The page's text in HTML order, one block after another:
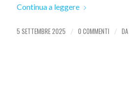
Continua a leggere
5 SETTEMBRE 2025 / 0 COMMENTI / DA